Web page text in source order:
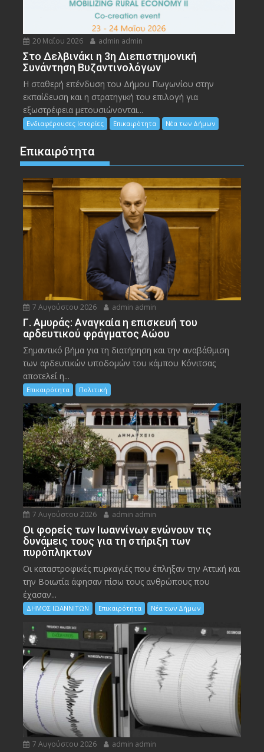
20 Μαΐου 2026 admin admin
Στο Δελβινάκι η 3η Διεπιστημονική
Συνάντηση Βυζαντινολόγων
Η σταθερή επένδυση του Δήμου Πωγωνίου στην
εκπαίδευση και η στρατηγική του επιλογή για
εξωστρέφεια μετουσιώνονται...
Ενδιαφέρουσες Ιστορίες Επικαιρότητα Νέα των Δήμων
Επικαιρότητα
7 Αυγούστου 2026 admin admin
Γ. Αμυράς: Αναγκαία η επισκευή του
αρδευτικού φράγματος Αώου
Σημαντικό βήμα για τη διατήρηση και την αναβάθμιση
των αρδευτικών υποδομών του κάμπου Κόνιτσας
αποτελεί η...
Επικαιρότητα Πολιτική
7 Αυγούστου 2026 admin admin
Οι φορείς των Ιωαννίνων ενώνουν τις
δυνάμεις τους για τη στήριξη των
πυρόπληκτων
Οι καταστροφικές πυρκαγιές που έπληξαν την Αττική και
την Bοιωτία άφησαν πίσω τους ανθρώπους που
έχασαν...
ΔΗΜΟΣ ΙΩΑΝΝΙΤΩΝ Επικαιρότητα Νέα των Δήμων
7 Αυγούστου 2026 admin admin